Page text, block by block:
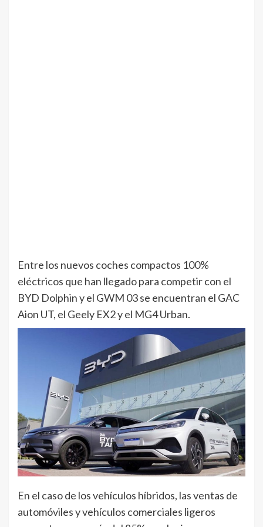
Entre los nuevos coches compactos 100%
eléctricos que han llegado para competir con el
BYD Dolphin y el GWM 03 se encuentran el GAC
Aion UT, el Geely EX2 y el MG4 Urban.
En el caso de los vehículos híbridos, las ventas de
automóviles y vehículos comerciales ligeros